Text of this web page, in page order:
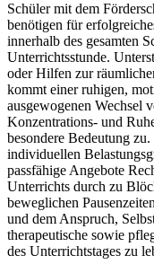
Schüler mit dem
benötigen für
innerhalb des gesamten
Unterrichtsstunde.
oder Hilfen zur
kommt einer ruhigen,
ausgewogenen Wechsel
Konzentrations- und
besondere Bedeutung
individuellen
passfähige Angebote
Unterrichts durch zu
beweglichen
und dem Anspruch,
therapeutische sowie
des Unterrichtstages zu